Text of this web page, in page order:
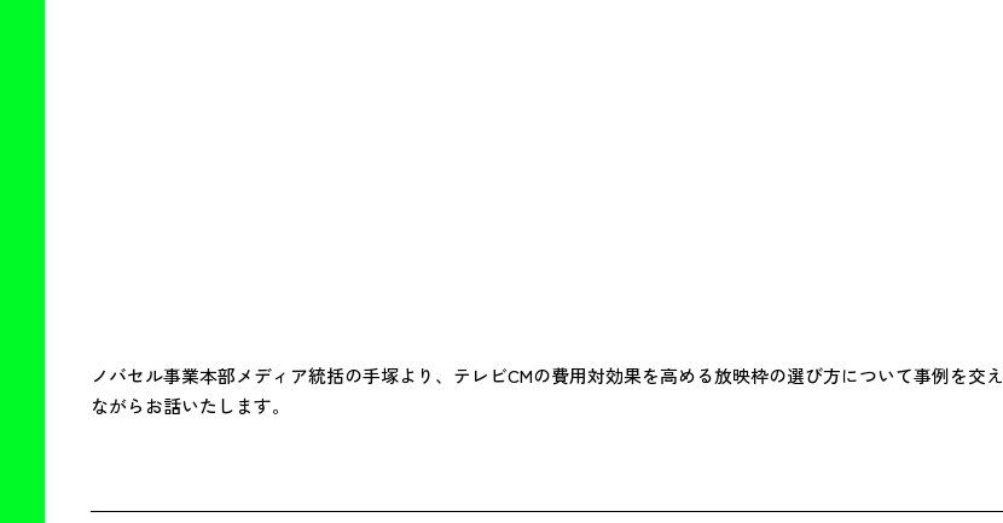
ノバセル事業本部メディア統括の手塚より、テレビCMの費用対効果を高める放映枠の選び方について事例を交え
ながらお話いたします。